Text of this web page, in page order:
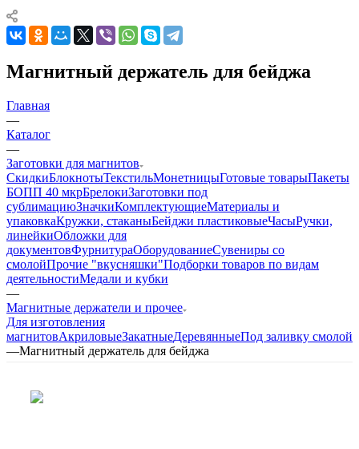
Магнитный держатель для бейджа
Главная
—
Каталог
—
Заготовки для магнитов
СкидкиБлокнотыТекстильМонетницыГотовые товарыПакеты
БОПП 40 мкрБрелокиЗаготовки под
сублимациюЗначкиКомплектующиеМатериалы и
упаковкаКружки, стаканыБейджи пластиковыеЧасыРучки,
линейкиОбложки для
документовФурнитураОборудованиеСувениры со
смолойПрочие "вкусняшки"Подборки товаров по видам
деятельностиМедали и кубки
—
Магнитные держатели и прочее
Для изготовления
магнитовАкриловыеЗакатныеДеревянныеПод заливку смолой
—Магнитный держатель для бейджа